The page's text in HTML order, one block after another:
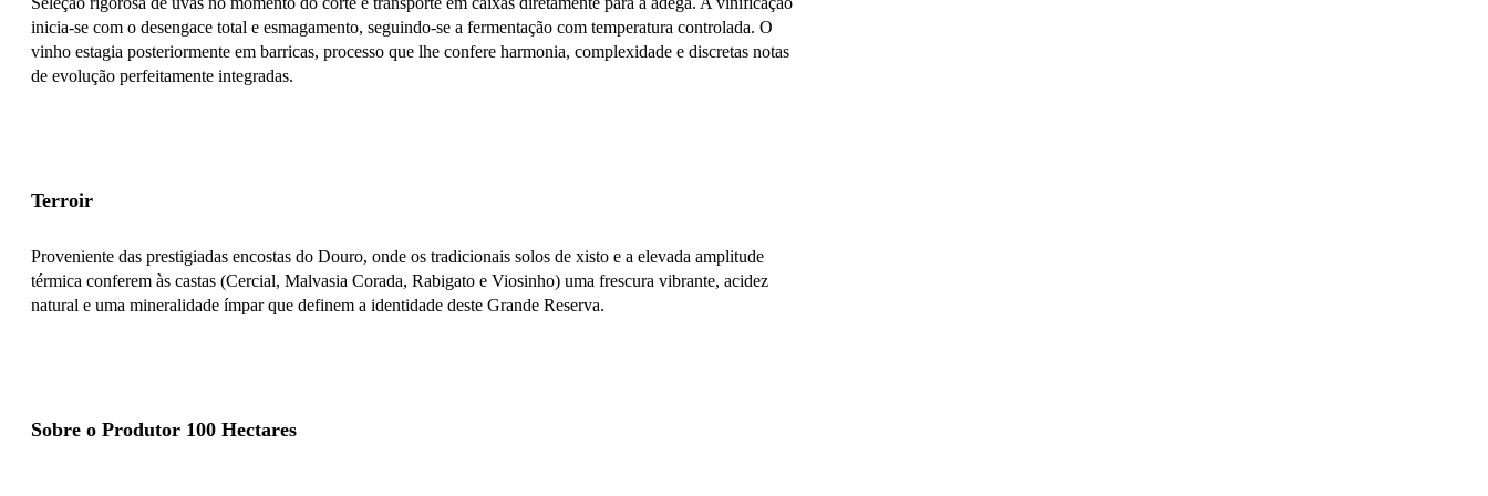
inicia-se com o desengace total e esmagamento, seguindo-se a fermentação com temperatura controlada. O
vinho estagia posteriormente em barricas, processo que lhe confere harmonia, complexidade e discretas notas
de evolução perfeitamente integradas.
Terroir
Proveniente das prestigiadas encostas do Douro, onde os tradicionais solos de xisto e a elevada amplitude
térmica conferem às castas (Cercial, Malvasia Corada, Rabigato e Viosinho) uma frescura vibrante, acidez
natural e uma mineralidade ímpar que definem a identidade deste Grande Reserva.
Sobre o Produtor 100 Hectares